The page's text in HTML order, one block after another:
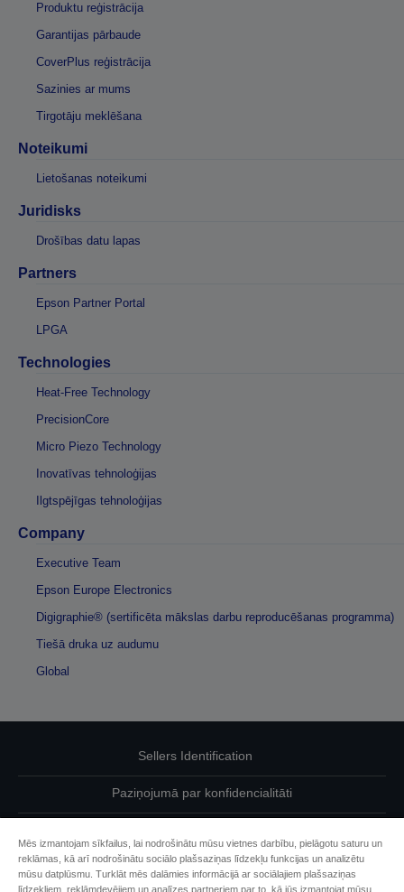
Produktu reģistrācija
Garantijas pārbaude
CoverPlus reģistrācija
Sazinies ar mums
Tirgotāju meklēšana
Noteikumi
Lietošanas noteikumi
Juridisks
Drošības datu lapas
Partners
Epson Partner Portal
LPGA
Technologies
Heat-Free Technology
PrecisionCore
Micro Piezo Technology
Inovatīvas tehnoloģijas
Ilgtspējīgas tehnoloģijas
Company
Executive Team
Epson Europe Electronics
Digigraphie® (sertificēta mākslas darbu reproducēšanas programma)
Tiešā druka uz audumu
Global
Sellers Identification
Paziņojumā par konfidencialitāti
Sazinieties ar mums par saviem datiem
Mēs izmantojam sīkfailus, lai nodrošinātu mūsu vietnes darbību, pielāgotu saturu un
reklāmas, kā arī nodrošinātu sociālo plašsaziņas līdzekļu funkcijas un analizētu
mūsu datplūsmu. Turklāt mēs dalāmies informācijā ar sociālajiem plašsaziņas
līdzekļiem, reklāmdevējiem un analīzes partneriem par to, kā jūs izmantojat mūsu